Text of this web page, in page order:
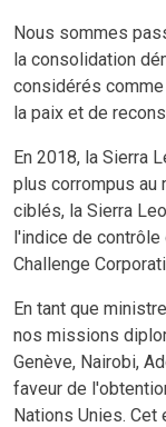
Nous sommes
la consolidation
considérés
la paix et de
En 2018, la Sierra
plus corrompus au
ciblés, la Sierra
l'indice de contrôle
Challenge
En tant que
nos missions
Genève, Nairobi,
faveur de
Nations Unies.